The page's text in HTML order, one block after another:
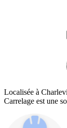
Localisée à
Carrelage est une